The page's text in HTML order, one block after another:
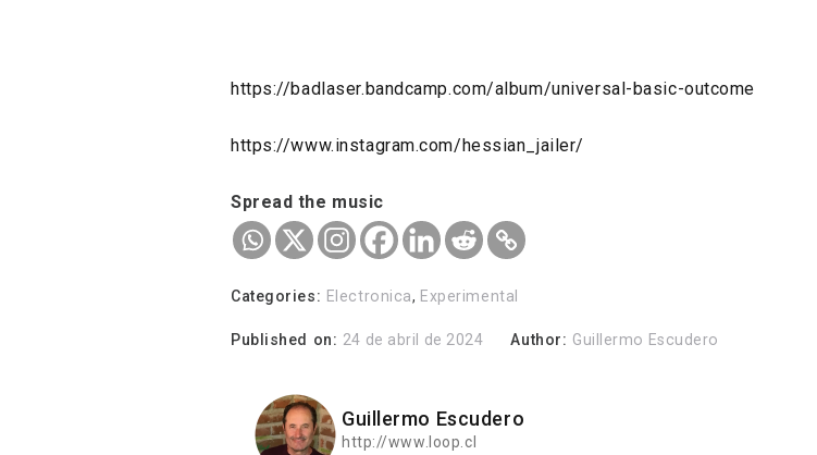
https://badlaser.bandcamp.com/album/universal-basic-outcome
https://www.instagram.com/hessian_jailer/
Spread the music
Categories: Electronica, Experimental
Published on: 24 de abril de 2024 Author: Guillermo Escudero
Guillermo Escudero
http://www.loop.cl